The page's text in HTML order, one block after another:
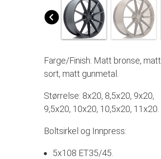
Farge/Finish: Matt bronse, matt
sort, matt gunmetal.
Størrelse: 8x20, 8,5x20, 9x20,
9,5x20, 10x20, 10,5x20, 11x20.
Boltsirkel og Innpress:
5x108 ET35/45.